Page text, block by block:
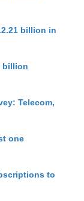
billion in
billion
Telecom,
one
to